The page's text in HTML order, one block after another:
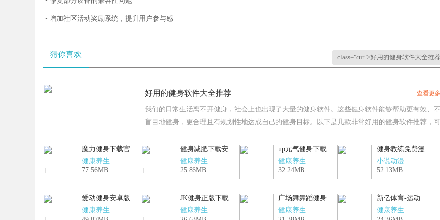
• 增加社区活动奖励系统，提升用户参与感
猜你喜欢 class="cur">好用的健身软件大全推荐
好用的健身软件大全推荐 查看更多
我们的日常生活离不开健身，社会上也出现了大量的健身软件。这些健身软件能够帮助更有效、不
盲目地健身，更合理且有规划性地达成自己的健身目标。以下是几款非常好用的健身软件推荐，可
魔力健身下载官方正版
健康养生
77.56MB
健身减肥下载安卓版 V1.2.7
健康养生
25.86MB
up元气健身下载新版 V1.1.0
健康养生
32.24MB
健身教练免费漫画页面在线看土豪漫画秋蝉正式版官方下载
小说动漫
52.13MB
爱动健身安卓版V1.1.5
健康养生
JK健身正版下载V1.3
健康养生
广场舞舞蹈健身大全下载免费 V22.0
健康养生
新亿体育-运动健身助手安卓免费下载
健康养生